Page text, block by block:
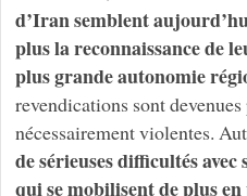
d’Iran semblent
plus la reconnaissance de
plus grande autonomie
revendications sont
nécessairement violentes.
de sérieuses difficultés
qui se mobilisent de plus